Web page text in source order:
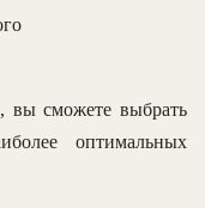
вы сможете выбрать
оптимальных